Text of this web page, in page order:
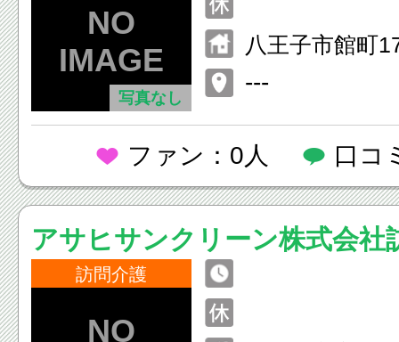
写真なし
八王子市館町
---
ファン：0人 口コ
アサヒサンクリーン株式会社
アセンター高尾
訪問介護